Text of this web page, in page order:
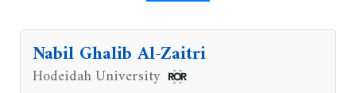
Nabil Ghalib Al-Zaitri
Hodeidah University